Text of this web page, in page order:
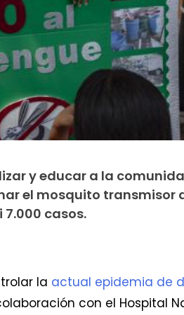
y educar a la
el mosquito transmisor
casos.
la actual epidemia de
con el Hospital